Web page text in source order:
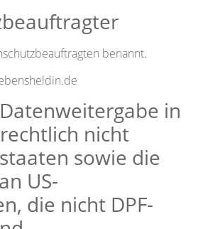
benannt.
in
nicht
sowie die
US-
die nicht DPF-